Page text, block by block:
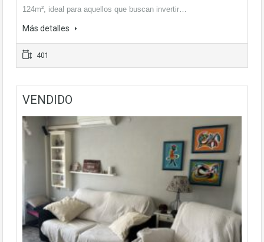
124m², ideal para aquellos que buscan invertir…
Más detalles
401
VENDIDO